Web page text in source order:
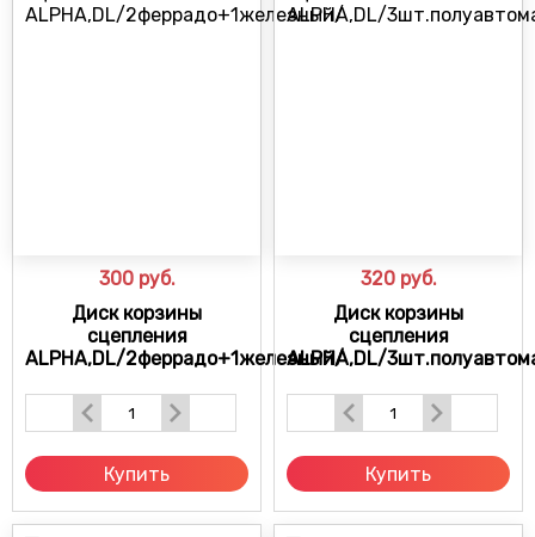
300 руб.
Диск корзины
сцепления
ALPHA,DL/2феррадо+1железный/
Купить
320 руб.
Диск корзины
сцепления
ALPHA,DL/
Купить